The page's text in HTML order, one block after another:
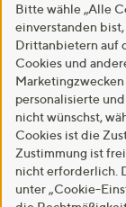
Bitte wähle „Alle
einverstanden
Drittanbietern auf
Cookies und
personalisierte
nicht wünschst,
Cookies ist die
Zustimmung ist
nicht erforderlich.
unter „Cookie-